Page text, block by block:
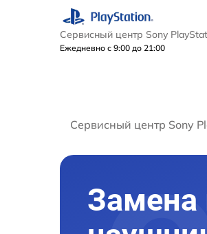
Сервисный центр Sony
Ежедневно с 9:00 до 21:00
Сервисный центр Sony